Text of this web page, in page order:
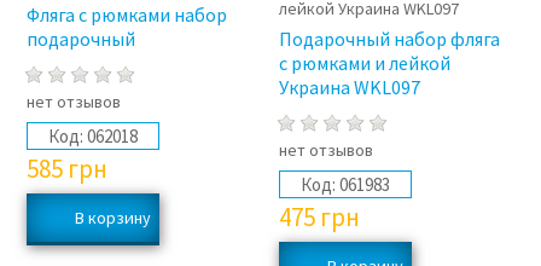
Фляга с рюмками набор
подарочный
нет отзывов
Код: 062018
585 грн
Подарочный набор фляга
с рюмками и лейкой
Украина WKL097
нет отзывов
Код: 061983
475 грн